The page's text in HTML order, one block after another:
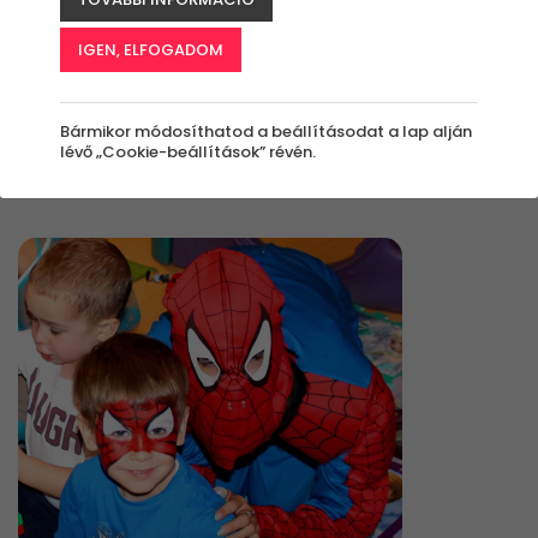
Élmények
IGEN, ELFOGADOM
Bármikor módosíthatod a beállításodat a lap alján
lévő „Cookie-beállítások” révén.